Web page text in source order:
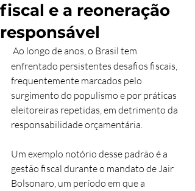
fiscal e a reoneração
responsável
Ao longo de anos, o Brasil tem
enfrentado persistentes desafios fiscais,
frequentemente marcados pelo
surgimento do populismo e por práticas
eleitoreiras repetidas, em detrimento da
responsabilidade orçamentária.
Um exemplo notório desse padrão é a
gestão fiscal durante o mandato de Jair
Bolsonaro, um período em que a